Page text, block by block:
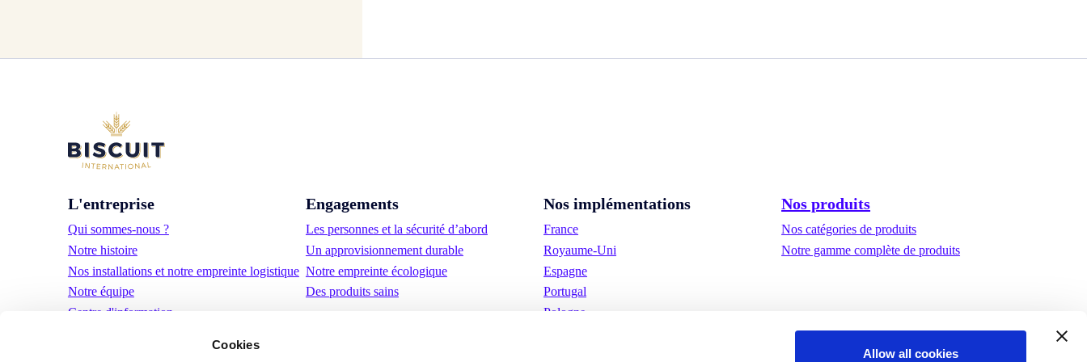
Cookies
Allow all cookies
L'entreprise
Qui sommes-nous ?
Notre histoire
Nos installations et notre empreinte logistique
Notre équipe
Centre d'information
Engagements
Les personnes et la sécurité d’abord
Un approvisionnement durable
Notre empreinte écologique
Des produits sains
Nos implémentations
France
Royaume-Uni
Espagne
Portugal
Pologne
Nos produits
Nos catégories de produits
Notre gamme complète de produits